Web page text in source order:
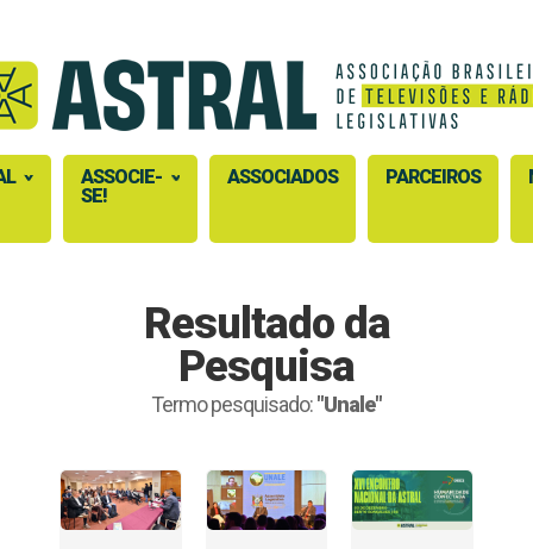
ASSOCIE-
SE!
ASSOCIADOS PARCEIROS
Resultado da
Pesquisa
Termo pesquisado:"Unale"